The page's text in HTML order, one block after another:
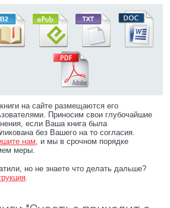
на сайте размещаются его
Приносим свои глубочайшие
если Ваша книга была
без Вашего на то согласия.
нам, и мы в срочном порядке
меры.
но не знаете что делать дальше?
.